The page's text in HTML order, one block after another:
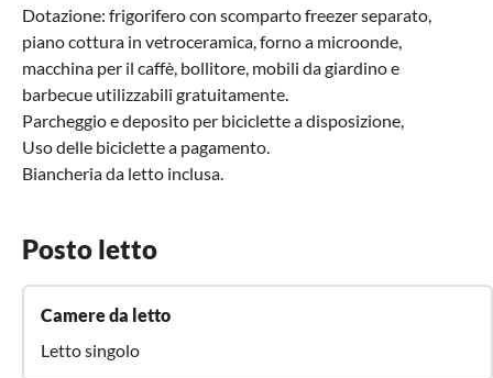
Dotazione: frigorifero con scomparto freezer separato,
piano cottura in vetroceramica, forno a microonde,
macchina per il caffè, bollitore, mobili da giardino e
barbecue utilizzabili gratuitamente.
Parcheggio e deposito per biciclette a disposizione,
Uso delle biciclette a pagamento.
Biancheria da letto inclusa.
Posto letto
Camere da letto
Letto singolo